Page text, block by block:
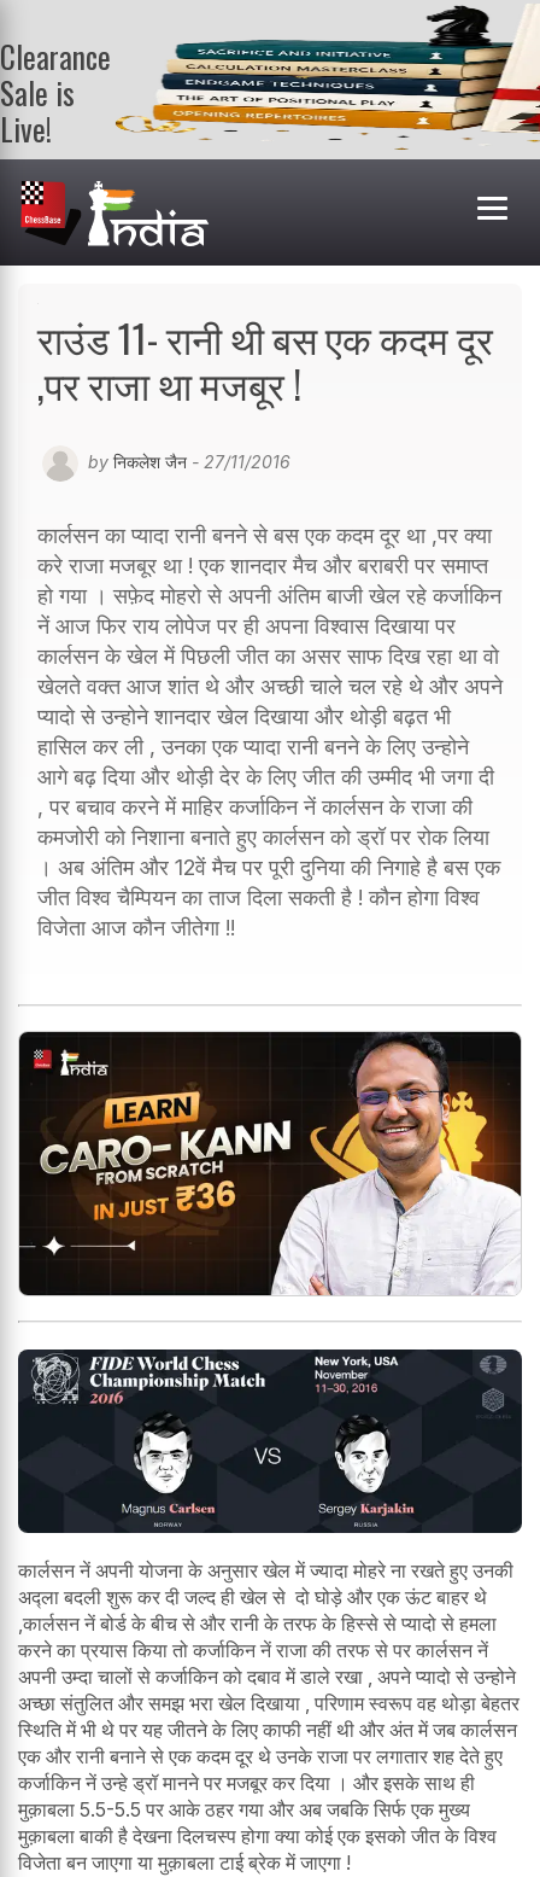
Clearance
Sale is
Live!
Get a FREE
book on
purchasing 2
or more
books. Valid
राउंड 11- रानी थी बस एक कदम दूर
,पर राजा था मजबूर !
by निकलेश जैन - 27/11/2016
कार्लसन का प्यादा रानी बनने से बस एक कदम दूर था ,पर क्या
करे राजा मजबूर था ! एक शानदार मैच और बराबरी पर समाप्त
हो गया । सफ़ेद मोहरो से अपनी अंतिम बाजी खेल रहे कर्जाकिन
नें आज फिर राय लोपेज पर ही अपना विश्वास दिखाया पर
कार्लसन के खेल में पिछली जीत का असर साफ दिख रहा था वो
खेलते वक्त आज शांत थे और अच्छी चाले चल रहे थे और अपने
प्यादो से उन्होने शानदार खेल दिखाया और थोड़ी बढ़त भी
हासिल कर ली , उनका एक प्यादा रानी बनने के लिए उन्होने
आगे बढ़ दिया और थोड़ी देर के लिए जीत की उम्मीद भी जगा दी
, पर बचाव करने में माहिर कर्जाकिन नें कार्लसन के राजा की
कमजोरी को निशाना बनाते हुए कार्लसन को ड्रॉ पर रोक लिया
। अब अंतिम और 12वें मैच पर पूरी दुनिया की निगाहे है बस एक
जीत विश्व चैम्पियन का ताज दिला सकती है ! कौन होगा विश्व
विजेता आज कौन जीतेगा !!
कार्लसन नें अपनी योजना के अनुसार खेल में ज्यादा मोहरे ना रखते हुए उनकी
अद्ला बदली शुरू कर दी जल्द ही खेल से दो घोड़े और एक ऊंट बाहर थे
,कार्लसन नें बोर्ड के बीच से और रानी के तरफ के हिस्से से प्यादो से हमला
करने का प्रयास किया तो कर्जाकिन नें राजा की तरफ से पर कार्लसन नें
अपनी उम्दा चालों से कर्जाकिन को दबाव में डाले रखा , अपने प्यादो से उन्होने
अच्छा संतुलित और समझ भरा खेल दिखाया , परिणाम स्वरूप वह थोड़ा बेहतर
स्थिति में भी थे पर यह जीतने के लिए काफी नहीं थी और अंत में जब कार्लसन
एक और रानी बनाने से एक कदम दूर थे उनके राजा पर लगातार शह देते हुए
कर्जाकिन नें उन्हे ड्रॉ मानने पर मजबूर कर दिया । और इसके साथ ही
मुक़ाबला 5.5-5.5 पर आके ठहर गया और अब जबकि सिर्फ एक मुख्य
मुक़ाबला बाकी है देखना दिलचस्प होगा क्या कोई एक इसको जीत के विश्व
विजेता बन जाएगा या मुक़ाबला टाई ब्रेक में जाएगा !